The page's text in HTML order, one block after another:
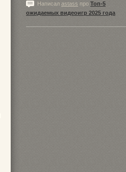
Написал astass про Топ-5
ожидаемых видеоигр 2025 года